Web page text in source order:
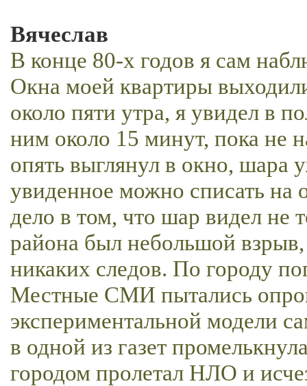
Вячеслав
В конце 80-х годов я сам
Окна моей квартиры
около пяти утра, я увидел в
ним около 15 минут, пока не
опять выглянул в окно, шара
увиденное можно списать на
дело в том, что шар видел не
района был небольшой
никаких следов. По городу
Местные СМИ пытались
экспериментальной модели
в одной из газет
городом пролетал НЛО и